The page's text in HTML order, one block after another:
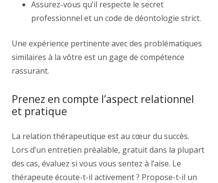
Assurez-vous qu’il respecte le secret
professionnel et un code de déontologie strict.
Une expérience pertinente avec des problématiques
similaires à la vôtre est un gage de compétence
rassurant.
Prenez en compte l’aspect relationnel
et pratique
La relation thérapeutique est au cœur du succès.
Lors d’un entretien préalable, gratuit dans la plupart
des cas, évaluez si vous vous sentez à l’aise. Le
thérapeute écoute-t-il activement ? Propose-t-il un